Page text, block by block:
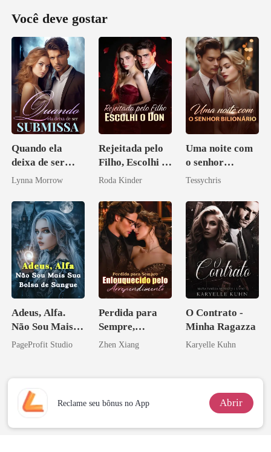
Você deve gostar
Quando ela
deixa de ser
submissa
Lynna Morrow
Rejeitada pelo
Filho, Escolhi o
Don
Roda Kinder
Uma noite com
o senhor
Bilionário
Tessychris
Adeus, Alfa.
Não Sou Mais
Sua Bolsa de
PageProfit Studio
Perdida para
Sempre,
Enlouquecido
o
Zhen Xiang
O Contrato -
Minha Ragazza
Karyelle Kuhn
Reclame seu bônus no App Abrir